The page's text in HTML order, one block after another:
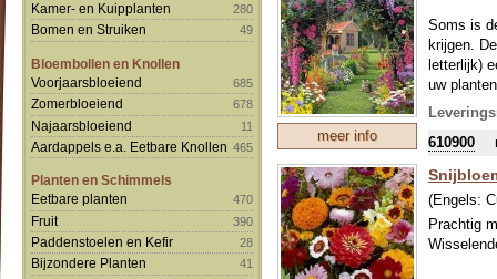
Kamer- en Kuipplanten 280
Bomen en Struiken 49
Bloembollen en Knollen
Voorjaarsbloeiend
685
Zomerbloeiend 678
Najaarsbloeiend 11
Aardappels e.a. Eetbare Knollen 465
Planten en Schimmels
Eetbare planten
470
Fruit 390
Paddenstoelen en Kefir 28
Bijzondere Planten 41
meer info
Soms is
krijgen.
letterlijk)
uw
zaad in
610900
(Engels:
Prachtig